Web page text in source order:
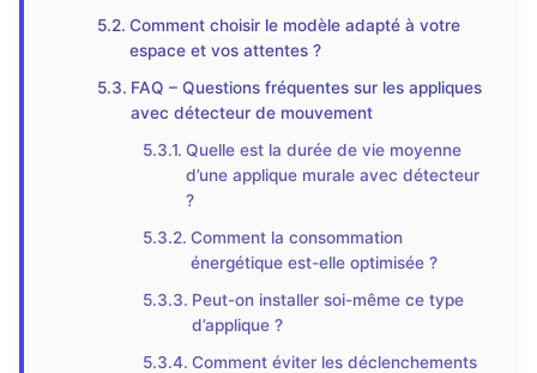
Comment choisir le modèle adapté à votre
espace et vos attentes ?
FAQ – Questions fréquentes sur les appliques
avec détecteur de mouvement
Quelle est la durée de vie moyenne
d’une applique murale avec détecteur
?
Comment la consommation
énergétique est-elle optimisée ?
Peut-on installer soi-même ce type
d’applique ?
Comment éviter les déclenchements